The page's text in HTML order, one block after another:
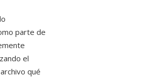
parte de
el
qué